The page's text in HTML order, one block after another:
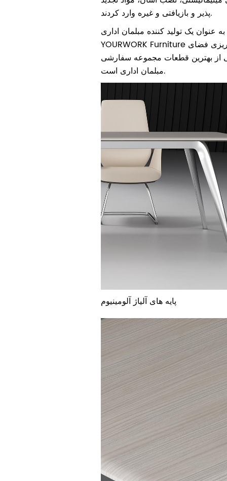
پذیر و بازیافتی و غیره وارد کردند.
سال به عنوان یک تولید کننده مبلمان اداری،
YOURWORK Furniture دارای تجربه در برنامه ریزی فضای
از بهترین قطعات مجموعه سفارشی
مبلمان اداری است.
پایه های آلیاژ آلومینیوم